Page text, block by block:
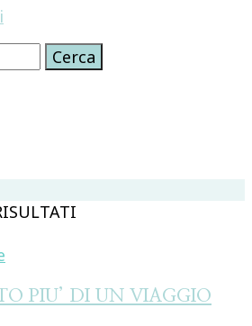
PIU’ DI UN VIAGGIO